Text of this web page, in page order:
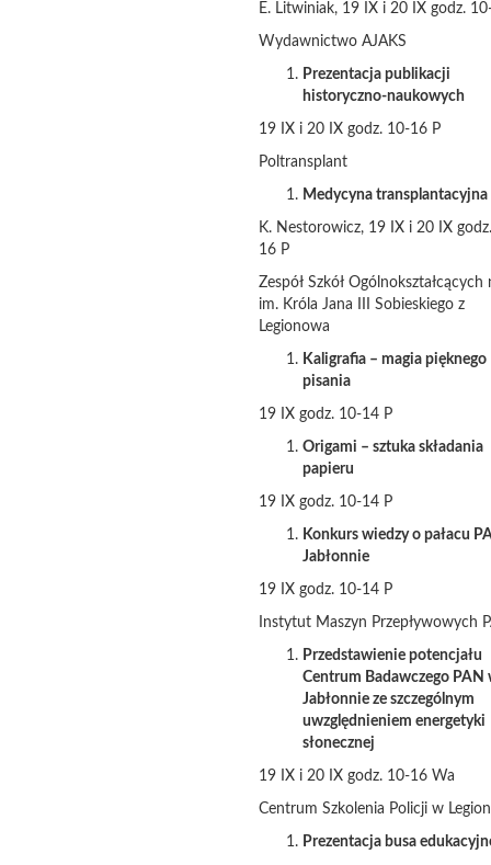
E. Litwiniak, 19 IX i 20 IX godz.
Wydawnictwo AJAKS
Prezentacja publikacji
historyczno-naukowych
19 IX i 20 IX godz. 10-16 P
Poltransplant
Medycyna transplantacyjna
K. Nestorowicz, 19 IX i 20 IX
16 P
Zespół Szkół Ogólnokształcących
im. Króla Jana III Sobieskiego z
Legionowa
Kaligrafia – magia pięknego
pisania
19 IX godz. 10-14 P
Origami – sztuka składania
papieru
19 IX godz. 10-14 P
Konkurs wiedzy o pałacu
Jabłonnie
19 IX godz. 10-14 P
Instytut Maszyn Przepływowych
Przedstawienie potencjału
Centrum Badawczego PAN
Jabłonnie ze szczególnym
uwzględnieniem energetyki
słonecznej
19 IX i 20 IX godz. 10-16 Wa
Centrum Szkolenia Policji w
Prezentacja busa